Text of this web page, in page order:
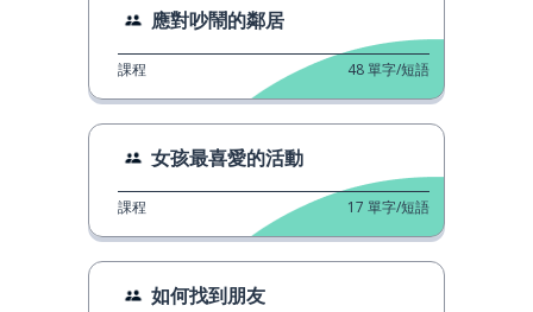
應對吵鬧的鄰居
課程 48單字/短語
女孩最喜愛的活動
課程 17 單字/短語
如何找到朋友